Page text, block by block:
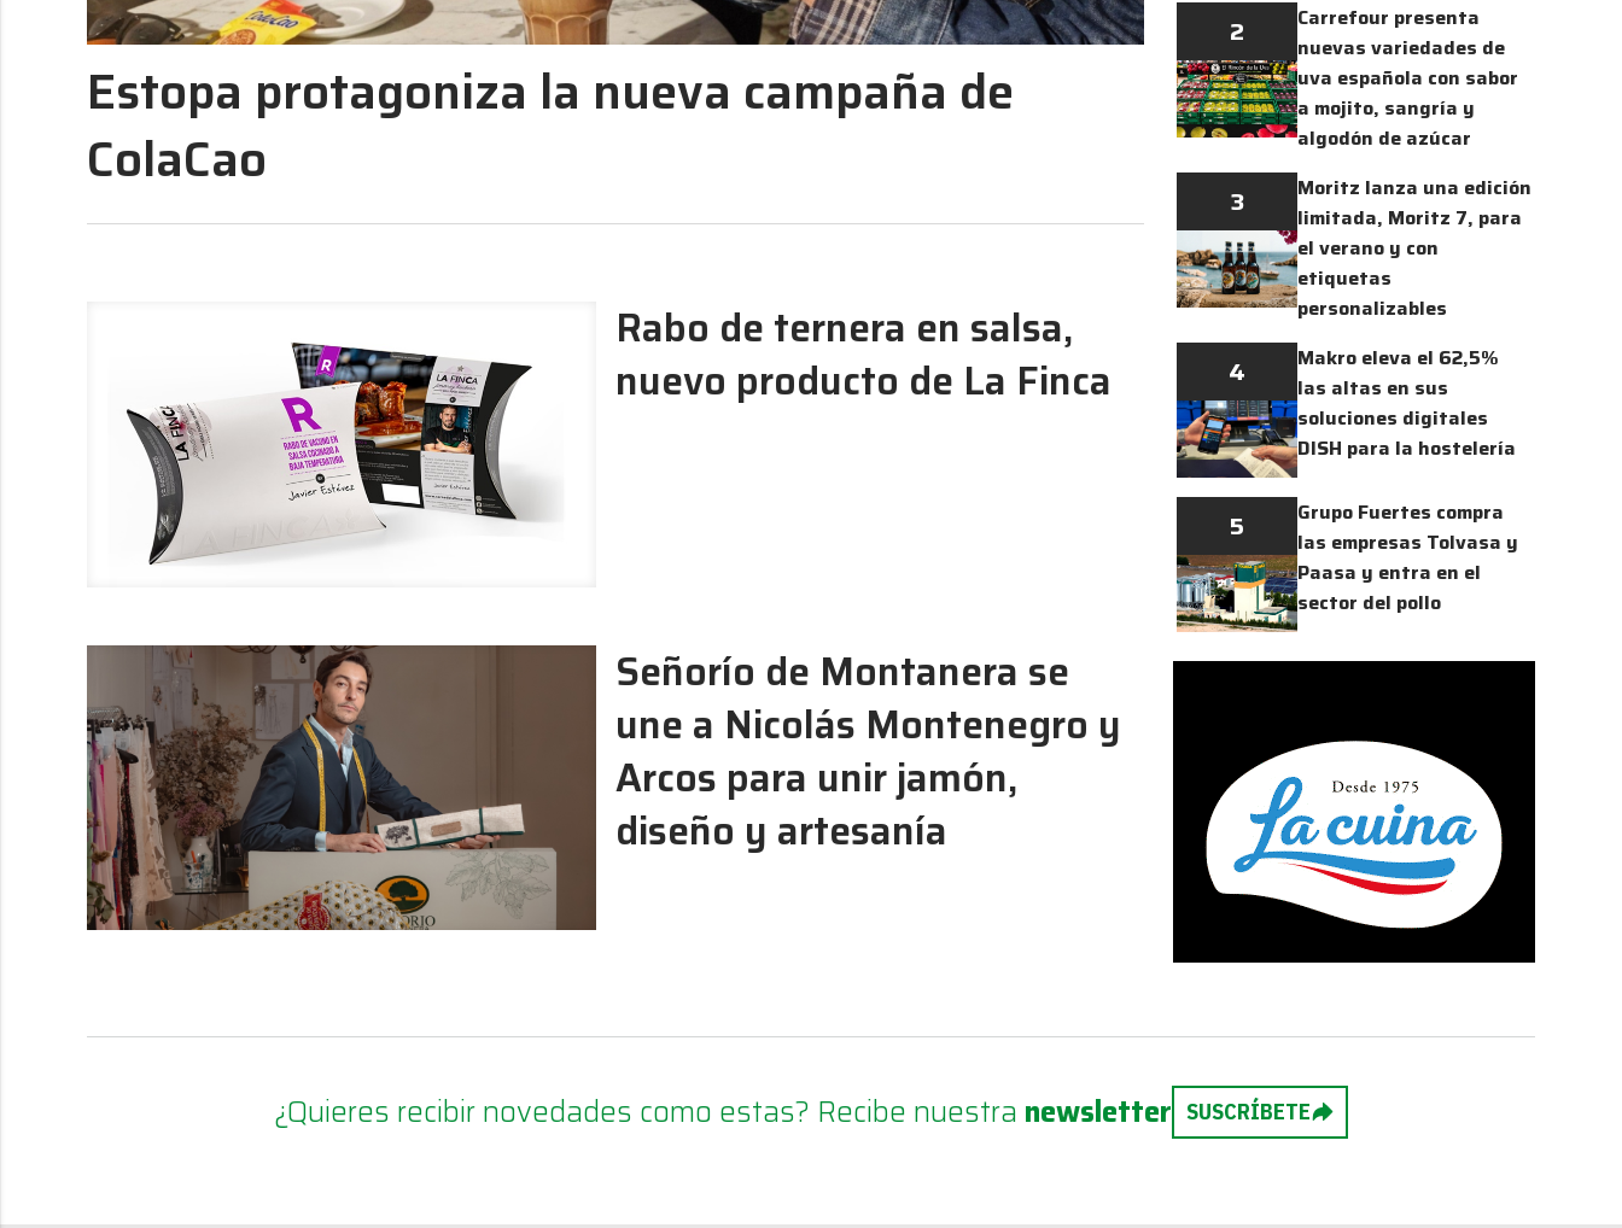
Estopa protagoniza la nueva campaña de
ColaCao
Rabo de ternera en salsa,
nuevo producto de La Finca
Señorío de Montanera se
une a Nicolás Montenegro y
Arcos para unir jamón,
diseño y artesanía
2
Carrefour presenta
nuevas variedades de
uva española con sabor
a mojito, sangría y
algodón de azúcar
3
Moritz lanza una edición
limitada, Moritz 7, para
el verano y con
etiquetas
personalizables
4
Makro eleva el 62,5%
las altas en sus
soluciones digitales
DISH para la hostelería
5
Grupo Fuertes compra
las empresas Tolvasa y
Paasa y entra en el
sector del pollo
¿Quieres recibir novedades como estas? Recibe nuestra newsletter SUSCRÍBETE